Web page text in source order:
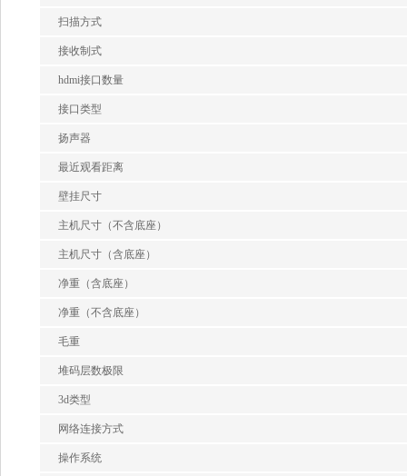
扫描方式
接收制式
hdmi接口数量
接口类型
扬声器
最近观看距离
壁挂尺寸
主机尺寸（不含底座）
主机尺寸（含底座）
净重（含底座）
净重（不含底座）
毛重
堆码层数极限
3d类型
网络连接方式
操作系统